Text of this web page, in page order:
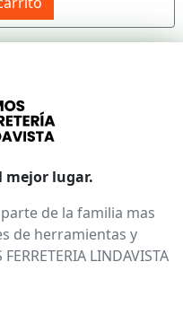
mejor lugar.
de la familia mas
de herramientas y
LINDAVISTA